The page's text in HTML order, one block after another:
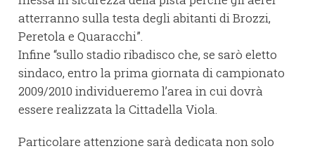
atterranno sulla testa degli abitanti di Brozzi,
Peretola e Quaracchi”.
Infine “sullo stadio ribadisco che, se sarò eletto
sindaco, entro la prima giornata di campionato
2009/2010 individueremo l’area in cui dovrà
essere realizzata la Cittadella Viola.
Particolare attenzione sarà dedicata non solo